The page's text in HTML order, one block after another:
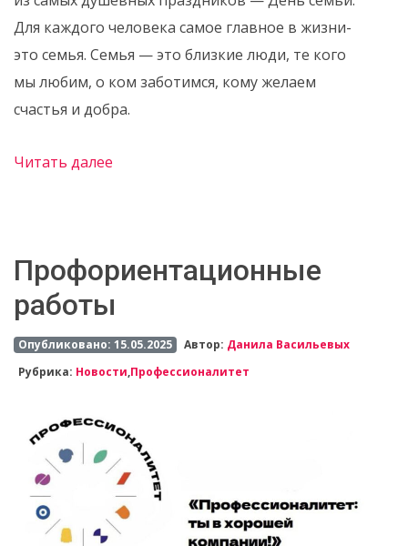
Для каждого человека самое главное в жизни-
это семья. Семья — это близкие люди, те кого
мы любим, о ком заботимся, кому желаем
счастья и добра.
Читать далее
Профориентационные
работы
Опубликовано: 15.05.2025 Автор: Данила Васильевых
Рубрика: Новости,Профессионалитет